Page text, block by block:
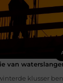
van
klusser